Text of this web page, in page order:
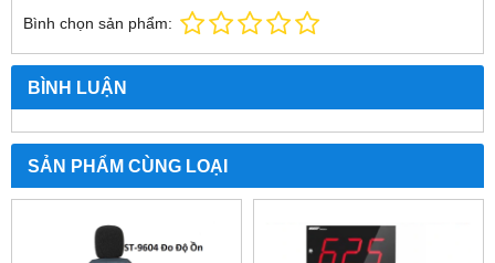
Bình chọn sản phẩm:
BÌNH LUẬN
SẢN PHẨM CÙNG LOẠI